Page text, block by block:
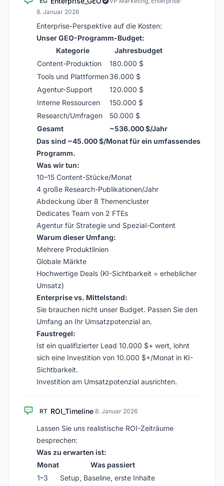
8. Januar 2026
Enterprise-Perspektive auf die Kosten:
Unser GEO-Programm-Budget:
Kategorie
Jahresbudget
Content-Produktion
180.000 $
Tools und Plattformen36.000 $
Agentur-Support
120.000 $
Interne Ressourcen
150.000 $
Research/Umfragen
50.000 $
Gesamt
~536.000 $/Jahr
Das sind ~45.000 $/Monat für ein umfassendes
Programm.
Was wir tun:
10–15 Content-Stücke/Monat
4 große Research-Publikationen/Jahr
Abdeckung über 8 Themencluster
Dedicates Team von 2 FTEs
Agentur für Strategie und Spezial-Content
Warum dieser Umfang:
Mehrere Produktlinien
Globale Märkte
Hochwertige Deals (KI-Sichtbarkeit = erheblicher
Umsatz)
Enterprise vs. Mittelstand:
Sie brauchen nicht unser Budget. Passen Sie den
Umfang an Ihr Umsatzpotenzial an.
Faustregel:
Ist ein qualifizierter Lead 10.000 $+ wert, lohnt
sich eine Investition von 10.000 $+/Monat in KI-
Sichtbarkeit.
Investition am Umsatzpotenzial ausrichten.
RT ROI_Timeline·8. Januar 2026
Lassen Sie uns realistische ROI-Zeiträume
besprechen:
Was zu erwarten ist:
Monat
Was passiert
1–3
Setup, Baseline, erste Inhalte